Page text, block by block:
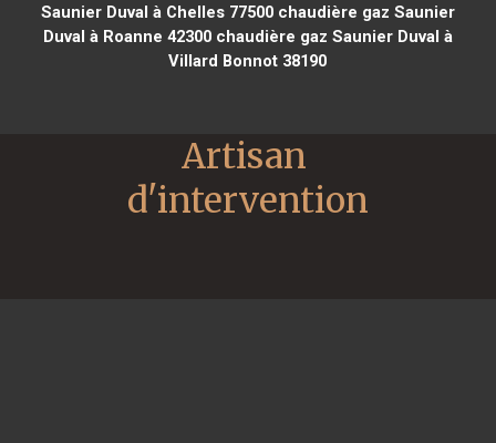
Saunier Duval à Chelles 77500chaudière gaz Saunier
Duval à Roanne 42300chaudière gaz Saunier Duval à
Villard Bonnot 38190
Artisan
d'intervention